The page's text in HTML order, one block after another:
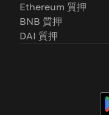
Ethereum 質押
BNB 質押
DAI 質押